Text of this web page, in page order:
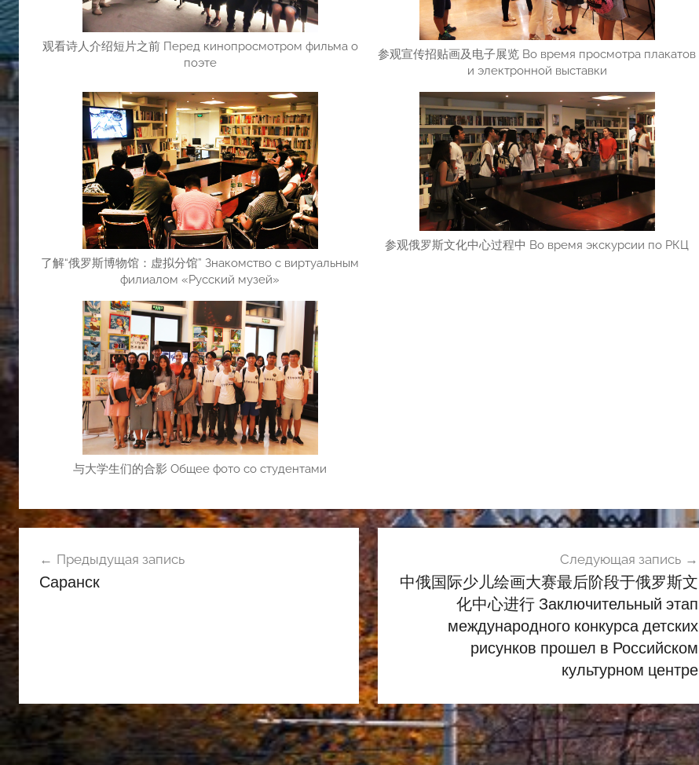
观看诗人介绍短片之前 Перед кинопросмотром фильма о
поэте
参观宣传招贴画及电子展览 Во время просмотра плакатов
и электронной выставки
了解“俄罗斯博物馆：虚拟分馆” Знакомство с виртуальным
филиалом «Русский музей»
参观俄罗斯文化中心过程中 Во время экскурсии по РКЦ
与大学生们的合影 Общее фото со студентами
по
записям
Предыдущая запись
Саранск
Следующая запись
中俄国际少儿绘画大赛最后阶段于俄罗斯文
化中心进行 Заключительный этап
международного конкурса детских
рисунков прошел в Российском
культурном центре